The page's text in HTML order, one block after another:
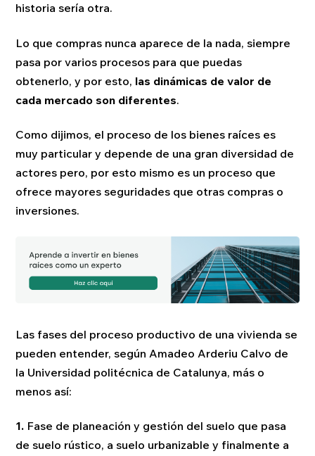
historia sería otra.
Lo que compras nunca aparece de la nada, siempre
pasa por varios procesos para que puedas
obtenerlo, y por esto, las dinámicas de valor de
cada mercado son diferentes.
Como dijimos, el proceso de los bienes raíces es
muy particular y depende de una gran diversidad de
actores pero, por esto mismo es un proceso que
ofrece mayores seguridades que otras compras o
inversiones.
Las fases del proceso productivo de una vivienda se
pueden entender, según Amadeo Arderiu Calvo de
la Universidad politécnica de Catalunya, más o
menos así:
1. Fase de planeación y gestión del suelo que pasa
de suelo rústico, a suelo urbanizable y finalmente a